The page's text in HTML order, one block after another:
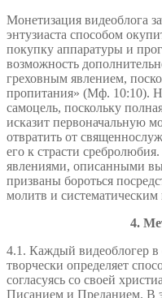
Монетизация видеоблога
энтузиаста способом
покупку аппаратуры и
возможность
греховным явлением,
пропитания» (Мф. 10:10).
самоцель, поскольку
исказит первоначальную
отвратить от
его к страсти
явлениями, описанными
призваны бороться
молитв и
4.
4.1. Каждый видеоблогер в
творчески определяет
согласуясь со своей
Писанием и Преданием. В